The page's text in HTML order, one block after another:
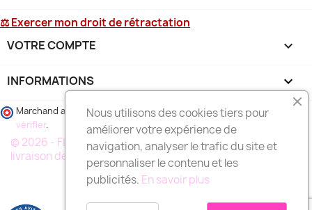
⚖ Exercer mon droit de rétractation
VOTRE COMPTE 
INFORMATIONS keyboard_arrow_down
Marchand approuvé par la Société des Avis Garantis,cliquez ici pour
vérifier.
© 2026 - FLEURS DEUIL MARSEILLE, votre spécialiste de la
livraison de fleurs à MARSEILLE et région
Nous utilisons des cookies tiers pour
améliorer votre expérience de
navigation, analyser le trafic du site et
personnaliser le contenu et les
publicités. En savoir plus